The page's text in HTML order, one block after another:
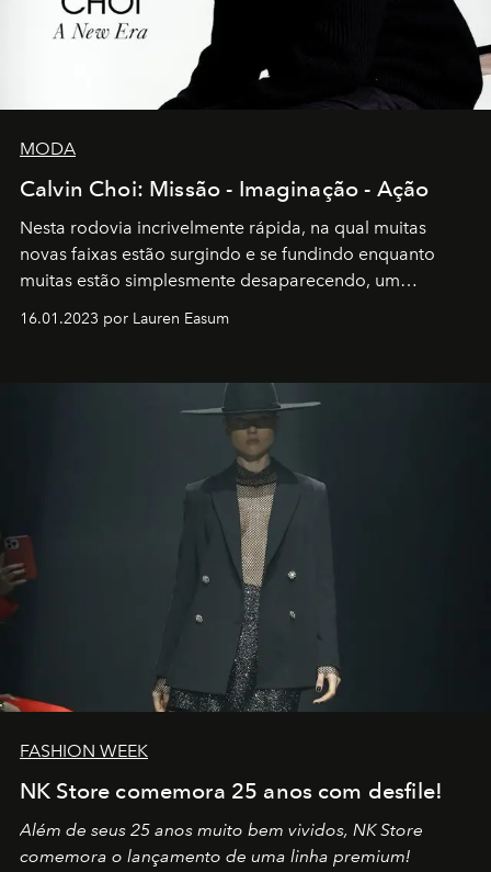
MODA
Calvin Choi: Missão - Imaginação - Ação
Nesta rodovia incrivelmente rápida, na qual muitas
novas faixas estão surgindo e se fundindo enquanto
muitas estão simplesmente desaparecendo, um
transportador AMTD abrindo caminho para muitos
por propósitos, com um claro senso de missão na vida e
16.01.2023 por Lauren Easum
FASHION WEEK
NK Store comemora 25 anos com desfile!
Além de seus 25 anos muito bem vividos, NK Store
comemora o lançamento de uma linha premium!